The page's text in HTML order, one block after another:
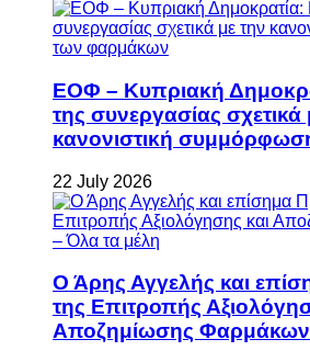
ΕΟΦ – Κυπριακή
της συνεργασίας σχετικά
κανονιστική
22 July 2026
Ο Άρης Αγγελής και
της Επιτροπής
Αποζημίωσης Φαρμάκων